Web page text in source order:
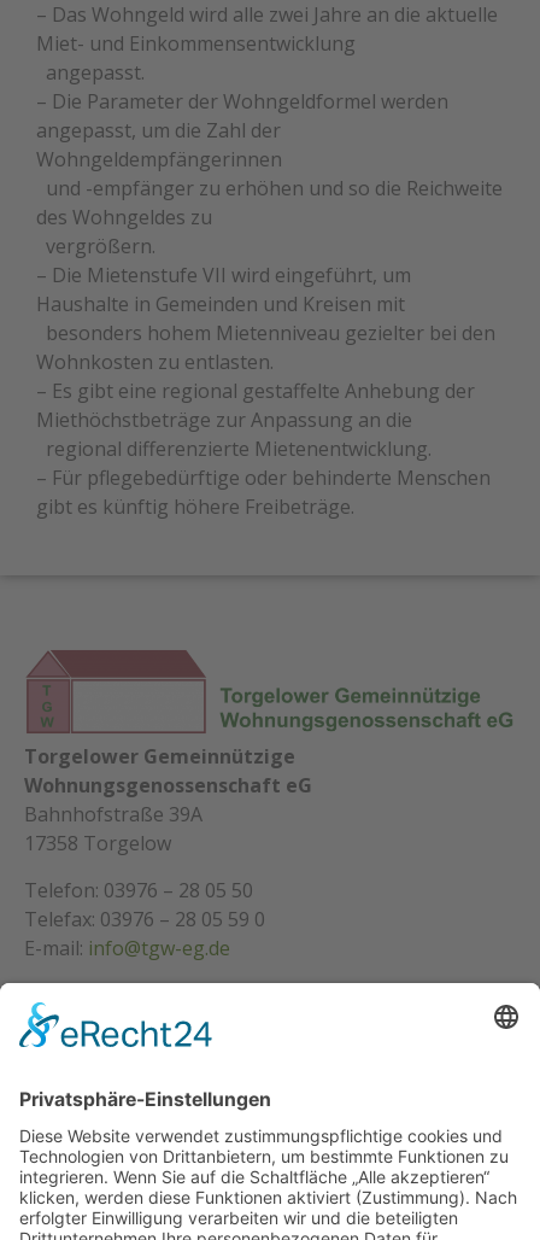
– Das Wohngeld wird alle zwei Jahre an die aktuelle
Miet- und Einkommensentwicklung
angepasst.
– Die Parameter der Wohngeldformel werden
angepasst, um die Zahl der
Wohngeldempfängerinnen
und -empfänger zu erhöhen und so die Reichweite
des Wohngeldes zu
vergrößern.
– Die Mietenstufe VII wird eingeführt, um
Haushalte in Gemeinden und Kreisen mit
besonders hohem Mietenniveau gezielter bei den
Wohnkosten zu entlasten.
– Es gibt eine regional gestaffelte Anhebung der
Miethöchstbeträge zur Anpassung an die
regional differenzierte Mietenentwicklung.
– Für pflegebedürftige oder behinderte Menschen
gibt es künftig höhere Freibeträge.
Torgelower Gemeinnützige
Wohnungsgenossenschaft eG
Bahnhofstraße 39A
17358 Torgelow
Telefon: 03976 – 28 05 50
Telefax: 03976 – 28 05 59 0
E-mail: info@tgw-eg.de
Über Uns
Über Uns
Unsere Satzung
Wir bieten an
Gästewohnungen
Seniorenwohnungen